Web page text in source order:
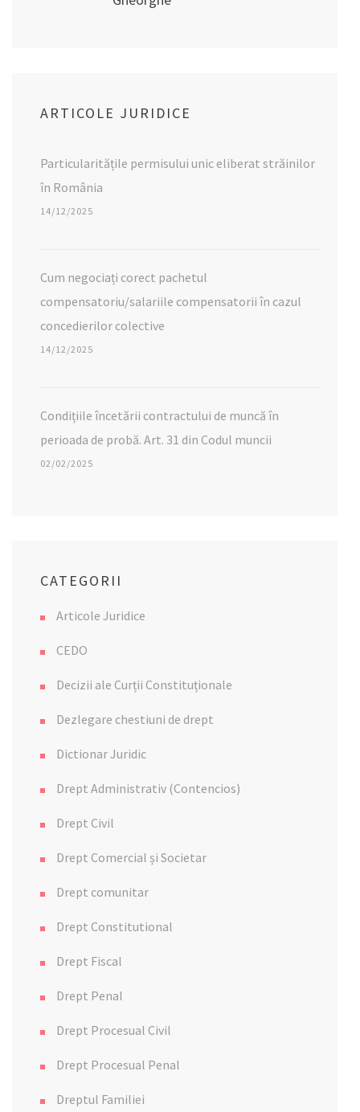
ARTICOLE JURIDICE
Particularitățile permisului unic eliberat străinilor
în România
14/12/2025
Cum negociați corect pachetul
compensatoriu/salariile compensatorii în cazul
concedierilor colective
14/12/2025
Condițiile încetării contractului de muncă în
perioada de probă. Art. 31 din Codul muncii
02/02/2025
CATEGORII
Articole Juridice
CEDO
Decizii ale Curții Constituționale
Dezlegare chestiuni de drept
Dictionar Juridic
Drept Administrativ (Contencios)
Drept Civil
Drept Comercial și Societar
Drept comunitar
Drept Constitutional
Drept Fiscal
Drept Penal
Drept Procesual Civil
Drept Procesual Penal
Dreptul Familiei